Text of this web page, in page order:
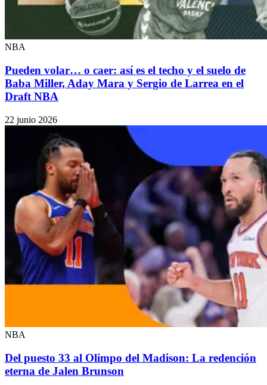
NBA
Pueden volar… o caer: así es el techo y el suelo de
Baba Miller, Aday Mara y Sergio de Larrea en el
Draft NBA
22 junio 2026
NBA
Del puesto 33 al Olimpo del Madison: La redención
eterna de Jalen Brunson